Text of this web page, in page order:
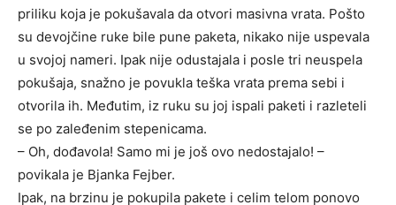
priliku koja je pokušavala da otvori masivna vrata. Pošto
su devojčine ruke bile pune paketa, nikako nije uspevala
u svojoj nameri. Ipak nije odustajala i posle tri neuspela
pokušaja, snažno je povukla teška vrata prema sebi i
otvorila ih. Međutim, iz ruku su joj ispali paketi i razleteli
se po zaleđenim stepenicama.
– Oh, dođavola! Samo mi je još ovo nedostajalo! –
povikala je Bjanka Fejber.
Ipak, na brzinu je pokupila pakete i celim telom ponovo